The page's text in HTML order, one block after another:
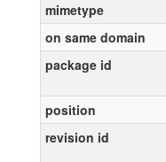
mimetype
on same domain
package id
position
revision id